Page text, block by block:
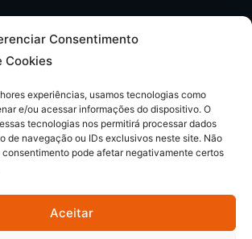
Consentimento
Cookies
experiências, usamos tecnologias como
e/ou acessar informações do dispositivo. O
tecnologias nos permitirá processar dados
de navegação ou IDs exclusivos neste site. Não
pode afetar negativamente certos
Aceitar
Academy | CNPJ: 54.349.169/0001-80